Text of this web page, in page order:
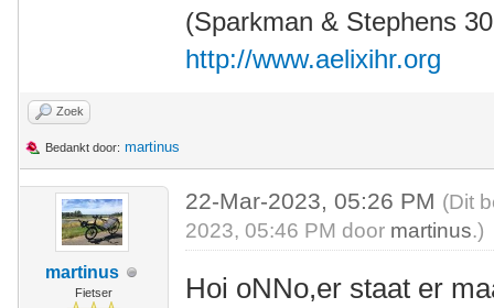
(Sparkman & Stephens
http://www.aelixihr.org
Zoek
Bedankt door: martinus
martinus
Fietser
22-Mar-2023, 05:26 PM (Dit
2023, 05:46 PM door martinus.)
Hoi oNNo,er staat er